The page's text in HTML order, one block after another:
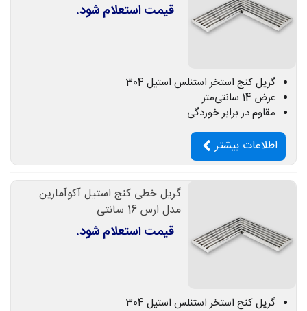
قیمت استعلام شود.
گریل کنج استخر استنلس استیل 304
عرض 14 سانتی‌متر
مقاوم در برابر خوردگی
اطلاعات بیشتر
گریل خطی کنج استیل آکوآمارین
مدل ارس 16 سانتی
قیمت استعلام شود.
گریل کنج استخر استنلس استیل 304